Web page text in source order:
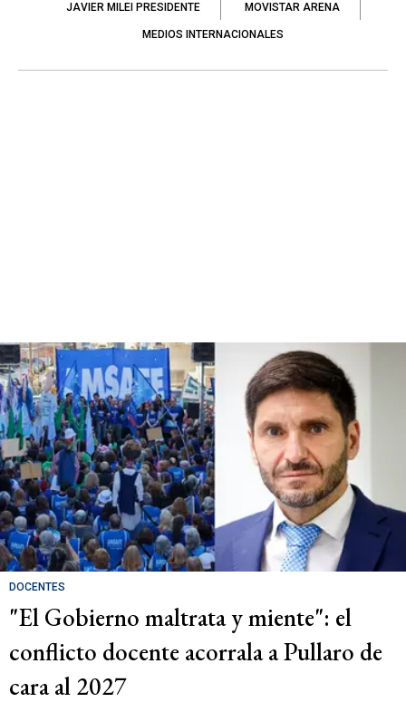
JAVIER MILEI PRESIDENTE MOVISTAR ARENA
MEDIOS INTERNACIONALES
DOCENTES
"El Gobierno maltrata y miente": el
conflicto docente acorrala a Pullaro de
cara al 2027